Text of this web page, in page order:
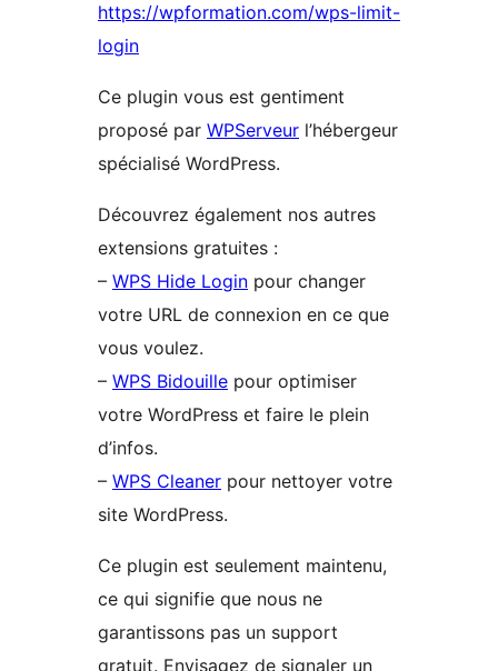
https://wpformation.com/wps-limit-
login
Ce plugin vous est gentiment
proposé par WPServeur l’hébergeur
spécialisé WordPress.
Découvrez également nos autres
extensions gratuites :
– WPS Hide Login pour changer
votre URL de connexion en ce que
vous voulez.
– WPS Bidouille pour optimiser
votre WordPress et faire le plein
d’infos.
– WPS Cleaner pour nettoyer votre
site WordPress.
Ce plugin est seulement maintenu,
ce qui signifie que nous ne
garantissons pas un support
gratuit. Envisagez de signaler un